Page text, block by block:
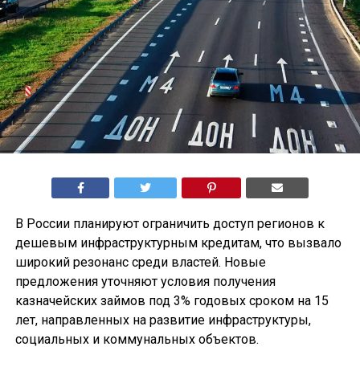
В России планируют ограничить доступ регионов к
дешевым инфраструктурным кредитам, что вызвало
широкий резонанс среди властей. Новые
предложения уточняют условия получения
казначейских займов под 3% годовых сроком на 15
лет, направленных на развитие инфраструктуры,
социальных и коммунальных объектов.